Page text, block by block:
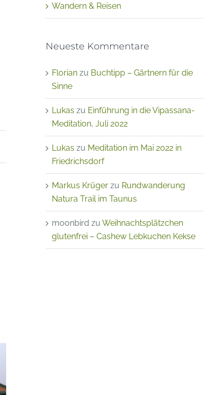
Wandern & Reisen
Neueste Kommentare
Florianzu Buchtipp – Gärtnern für die
Sinne
Lukas zu Einführung in die Vipassana-
Meditation, Juli 2022
Lukas zu Meditation im Mai 2022 in
Friedrichsdorf
Markus Krügerzu Rundwanderung
Natura Trail im Taunus
moonbird zu Weihnachtsplätzchen
glutenfrei – Cashew Lebkuchen Kekse